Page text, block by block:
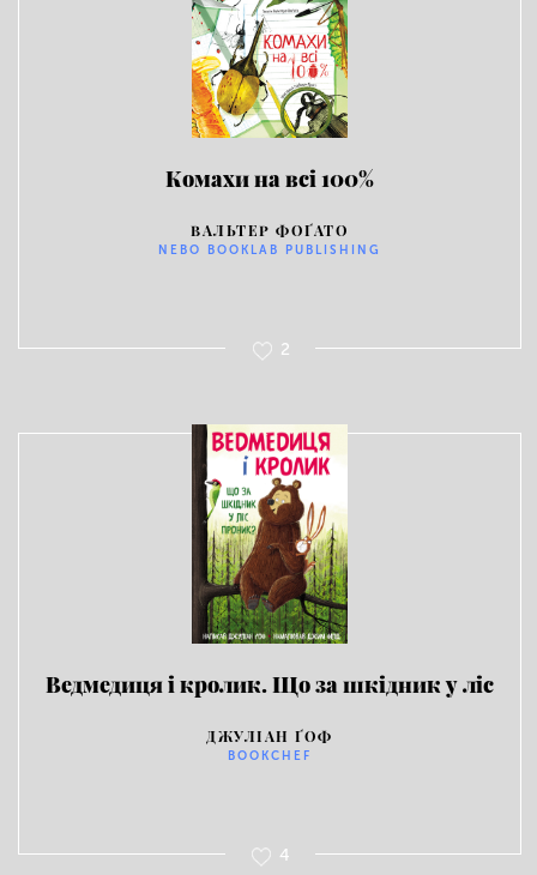
Комахи на всі 100%
ВАЛЬТЕР ФОҐАТО
NEBO BOOKLAB PUBLISHING
2
Ведмедиця і кролик. Що за шкідник у ліс
ДЖУЛІАН ҐОФ
BOOKCHEF
4